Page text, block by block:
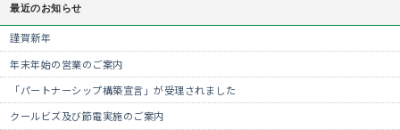
最近のお知らせ
謹賀新年
年末年始の営業のご案内
「パートナーシップ構築宣言」が受理されました
クールビズ及び節電実施のご案内